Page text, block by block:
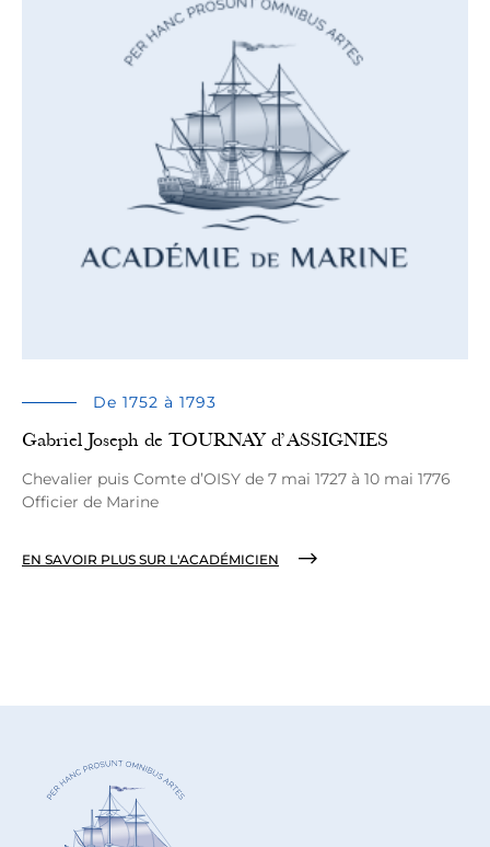
De 1752 à 1793
Gabriel Joseph de TOURNAY d’ASSIGNIES
Chevalier puis Comte d’OISY de 7 mai 1727 à 10 mai 1776
Officier de Marine
EN SAVOIR PLUS SUR L'ACADÉMICIEN